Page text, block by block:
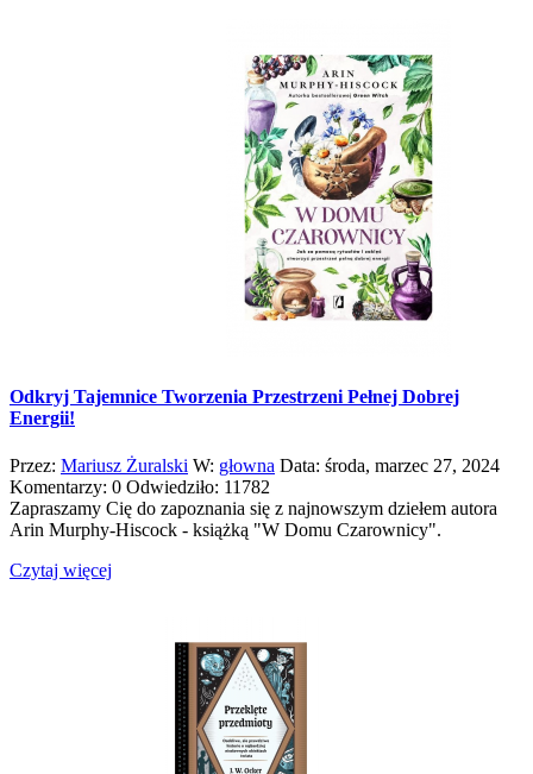
Odkryj Tajemnice Tworzenia Przestrzeni Pełnej Dobrej
Energii!
Przez: Mariusz Żuralski W: głowna Data: środa, marzec 27, 2024
Komentarzy: 0 Odwiedziło: 11782
Zapraszamy Cię do zapoznania się z najnowszym dziełem autora
Arin Murphy-Hiscock - książką "W Domu Czarownicy".
Czytaj więcej